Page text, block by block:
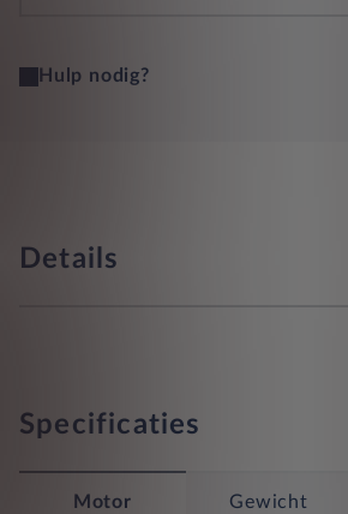
Hulp nodig?
Details
Specificaties
Motor Gewicht